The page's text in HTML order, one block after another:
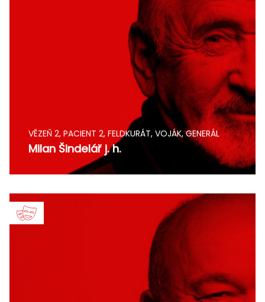
VĚZEŇ 2, PACIENT 2, FELDKURÁT, VOJÁK, GENERÁL
Milan Šindelář j. h.